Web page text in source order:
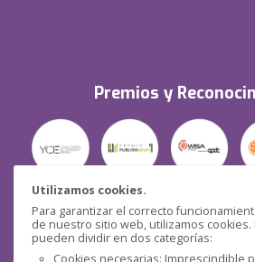
Utilizamos cookies.
Para garantizar el correcto
de nuestro sitio web, utilizamos cookies.
pueden dividir en dos categorías:
Cookies necesarias: Imprescindible
Premios y
Seguridad